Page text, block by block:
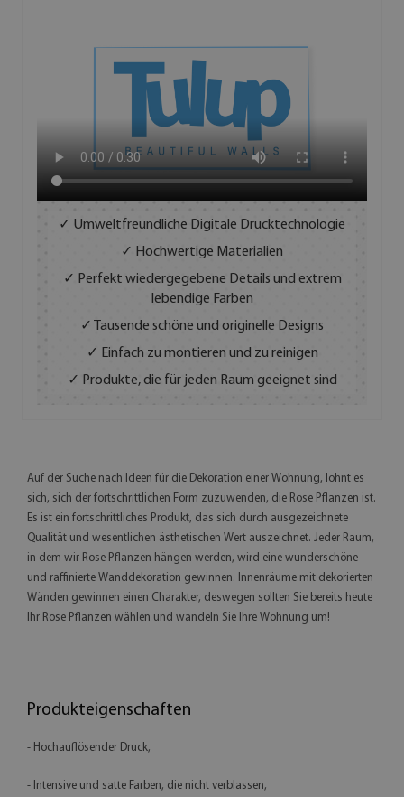
✓ Umweltfreundliche Digitale Drucktechnologie
✓ Hochwertige Materialien
✓ Perfekt wiedergegebene Details und extrem
lebendige Farben
✓ Tausende schöne und originelle Designs
✓ Einfach zu montieren und zu reinigen
✓ Produkte, die für jeden Raum geeignet sind
Auf der Suche nach Ideen für die Dekoration einer Wohnung, lohnt es
sich, sich der fortschrittlichen Form zuzuwenden, die Rose Pflanzen ist.
Es ist ein fortschrittliches Produkt, das sich durch ausgezeichnete
Qualität und wesentlichen ästhetischen Wert auszeichnet. Jeder Raum,
in dem wir Rose Pflanzen hängen werden, wird eine wunderschöne
und raffinierte Wanddekoration gewinnen. Innenräume mit dekorierten
Wänden gewinnen einen Charakter, deswegen sollten Sie bereits heute
Ihr Rose Pflanzen wählen und wandeln Sie Ihre Wohnung um!
Produkteigenschaften
- Hochauflösender Druck,
- Intensive und satte Farben, die nicht verblassen,